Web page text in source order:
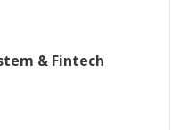
& Fintech